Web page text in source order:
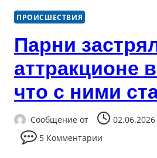
ПРОИСШЕСТВИЯ
Парни
аттракционе
что с ними
Сообщение от
5 Комментарии